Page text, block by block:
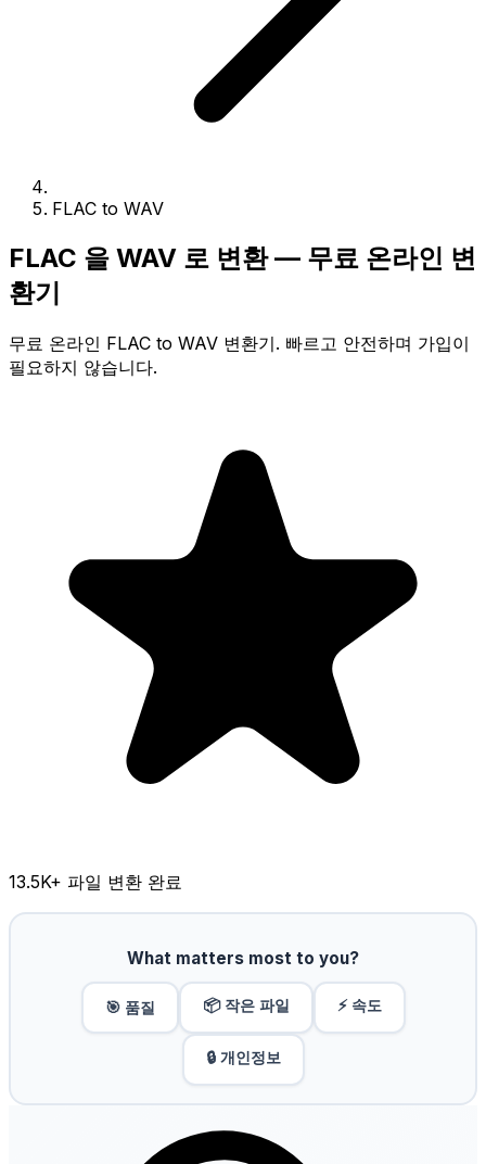
FLAC to WAV
FLAC 을 WAV 로 변환 — 무료 온라인 변
환기
무료 온라인 FLAC to WAV 변환기. 빠르고 안전하며 가입이
필요하지 않습니다.
13.5K+ 파일 변환 완료
What matters most to you?
🎯 품질 📦 작은 파일 ⚡ 속도
🔒 개인정보